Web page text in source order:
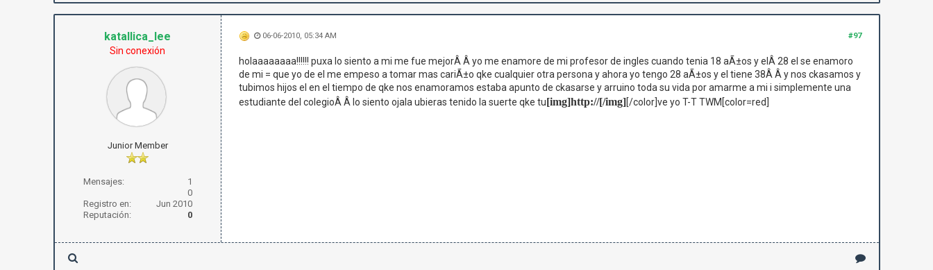
katallica_lee
Sin conexión
Junior Member
Mensajes:
1
0
Registro en:
Jun 2010
Reputación:
0
#97
06-06-2010, 05:34 AM
holaaaaaaaa!!!!!! puxa lo siento a mi me fue mejorÂ Â yo me enamore de mi profesor de ingles cuando tenia 18 aÃ±os y elÂ 28 el se enamoro
de mi = que yo de el me empeso a tomar mas cariÃ±o qke cualquier otra persona y ahora yo tengo 28 aÃ±os y el tiene 38Â Â y nos ckasamos y
tubimos hijos el en el tiempo de qke nos enamoramos estaba apunto de ckasarse y arruino toda su vida por amarme a mi i simplemente una
estudiante del colegioÂ Â lo siento ojala ubieras tenido la suerte qke tu[img]http://[/img][/color]ve yo T-T TWM[color=red]